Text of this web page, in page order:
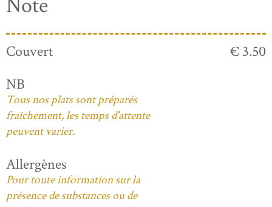
Note
Couvert
€ 3.50
NB
Tous nos plats sont préparés
fraîchement, les temps d'attente
peuvent varier.
Allergènes
Pour toute information sur la
présence de substances ou de